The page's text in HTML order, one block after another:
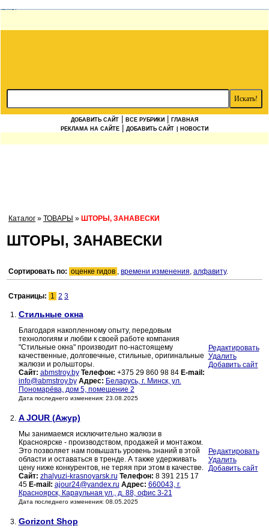
ДОБАВИТЬ САЙТ ВСЕ РУБРИКИ
ГЛАВНАЯ
РЕКЛАМА НА САЙТЕ
ДОБАВИТЬ САЙТ | НОВОСТИ
Каталог » ТОВАРЫ » ШТОРЫ, ЗАНАВЕСКИ
ШТОРЫ, ЗАНАВЕСКИ
Сортировать по: оценке гидов , времени изменения, алфавиту.
Страницы: 1 2 3
1. Стильные окна
Благодаря накопленному опыту, передовым
технологиям и любви к своей работе компания
"Стильные окна" производит по-настоящему
качественные, долговечные, стильные, оригинальные
жалюзи и рольшторы.
Сайт: abmstroy.by Телефон: +375 29 860 98 84 E-mail:
info@abmstroy.by Адрес: Беларусь, г. Минск, ул.
Пономарёва, дом 5, помещение 2
Дата последнего изменения: 23.08.2025
Редактировать
Удалить
Добавить сайт
2. A JOUR (Ажур)
Мы занимаемся исключительно жалюзи в
Красноярске - производством, продажей и монтажом.
Это позволяет нам повышать уровень знаний в этой
области и оставаться в тренде. А также удерживать
цену ниже конкурентов, не теряя при этом в качестве.
Сайт: zhalyuzi-krasnoyarsk.ru Телефон: 8 391 215 17
45 E-mail: ajour24@yandex.ru Адрес: 660043, г.
Красноярск, Караульная ул., д. 88, офис 3-21
Дата последнего изменения: 08.05.2025
Редактировать
Удалить
Добавить сайт
3. Gorizont Shop